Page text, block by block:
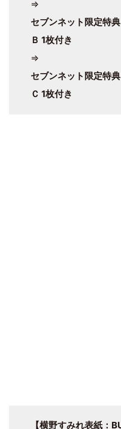
⇒
セブンネット限定特
Ｂ 1枚付き
⇒
セブンネット限定特
Ｃ 1枚付き
【横野すみれ表紙：